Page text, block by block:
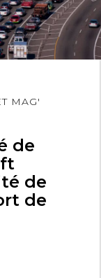
MAG'
de
de
de